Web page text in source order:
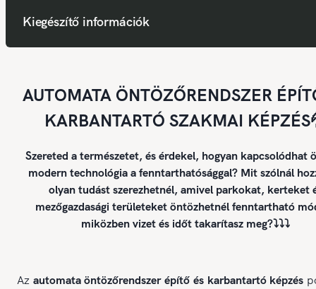
Kiegészítő információk
AUTOMATA ÖNTÖZŐRENDSZER
KARBANTARTÓ SZAKMAI
Szereted a természetet, és érdekel, hogyan kapcsolódhat
modern technológia a fenntarthatósággal? Mit szólnál
olyan tudást szerezhetnél, amivel parkokat, kerteket
mezőgazdasági területeket öntözhetnél fenntartható
miközben vizet és időt takarítasz meg?⤵️⤵️⤵️
Az automata öntözőrendszer építő és karbantartó képzés